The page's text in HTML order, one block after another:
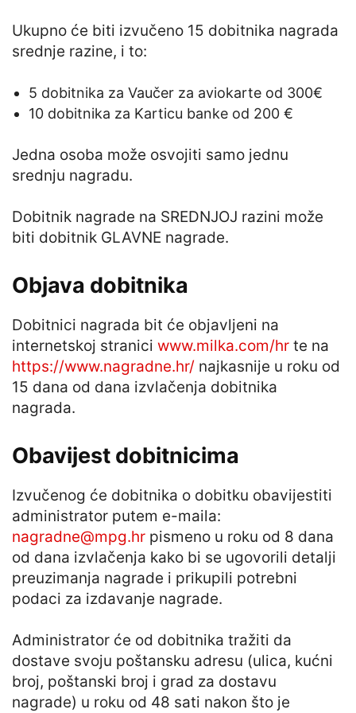
Ukupno će biti izvučeno 15 dobitnika nagrada
srednje razine, i to:
5 dobitnika za Vaučer za aviokarte od 300€
10 dobitnika za Karticu banke od 200 €
Jedna osoba može osvojiti samo jednu
srednju nagradu.
Dobitnik nagrade na SREDNJOJ razini može
biti dobitnik GLAVNE nagrade.
Objava dobitnika
Dobitnici nagrada bit će objavljeni na
internetskoj stranici www.milka.com/hr te na
https://www.nagradne.hr/ najkasnije u roku od
15 dana od dana izvlačenja dobitnika
nagrada.
Obavijest dobitnicima
Izvučenog će dobitnika o dobitku obavijestiti
administrator putem e-maila:
nagradne@mpg.hr pismeno u roku od 8 dana
od dana izvlačenja kako bi se ugovorili detalji
preuzimanja nagrade i prikupili potrebni
podaci za izdavanje nagrade.
Administrator će od dobitnika tražiti da
dostave svoju poštansku adresu (ulica, kućni
broj, poštanski broj i grad za dostavu
nagrade) u roku od 48 sati nakon što je